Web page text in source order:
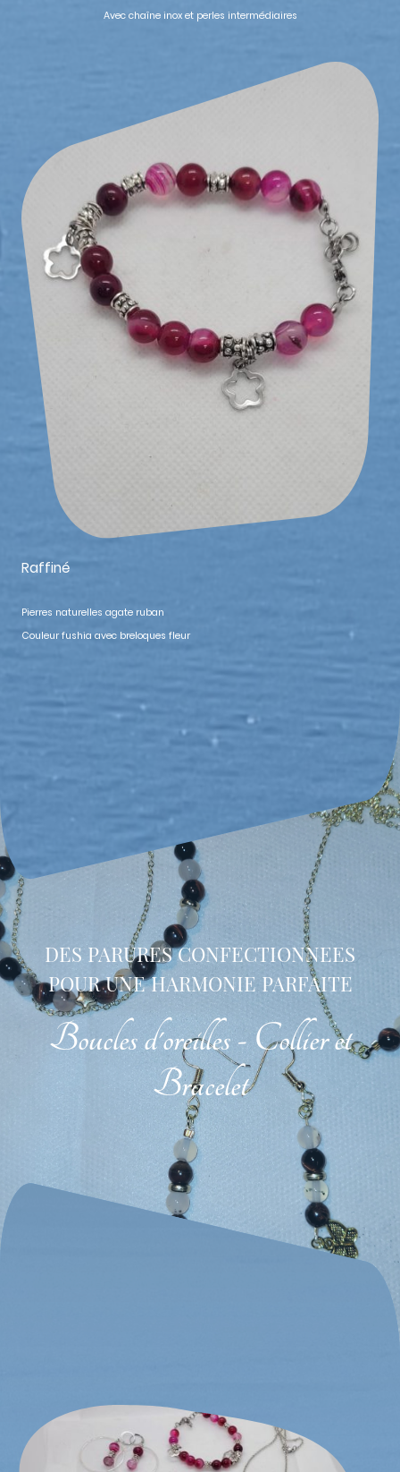
Avec chaîne inox et perles intermédiaires
Raffiné
Pierres naturelles agate ruban
Couleur fushia avec breloques fleur
DES PARURES CONFECTIONNEES
POUR UNE HARMONIE PARFAITE
Boucles d'oreilles - Collier et
Bracelet